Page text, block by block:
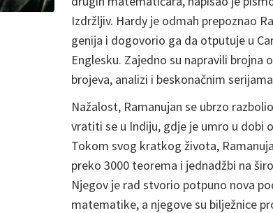
Noether
Hardy
Russell
Poincaré
Kovalevskaya
Cantor
Dedekind
Riemann
Nightingale
Sylvester
Galois
Jacobi
De Morgan
Izdržljiv. Hardy je odmah prepoznao
genija i dogovorio ga da otputuje u
Englesku. Zajedno su napravili brojna
brojeva, analizi i beskonačnim
Nažalost, Ramanujan se ubrzo
vratiti se u Indiju, gdje je umro u dobi
Tokom svog kratkog života,
preko 3000 teorema i jednadžbi na
Njegov je rad stvorio potpuno nova
matematike, a njegove su bilježnice